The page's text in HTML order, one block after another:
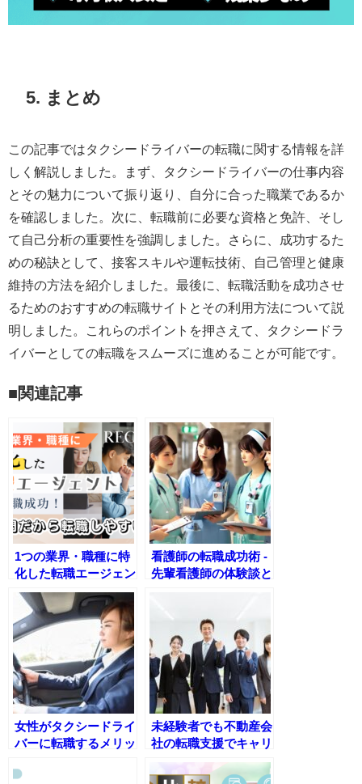
5. まとめ
この記事ではタクシードライバーの転職に関する情報を詳
しく解説しました。まず、タクシードライバーの仕事内容
とその魅力について振り返り、自分に合った職業であるか
を確認しました。次に、転職前に必要な資格と免許、そし
て自己分析の重要性を強調しました。さらに、成功するた
めの秘訣として、接客スキルや運転技術、自己管理と健康
維持の方法を紹介しました。最後に、転職活動を成功させ
るためのおすすめの転職サイトとその利用方法について説
明しました。これらのポイントを押さえて、タクシードラ
イバーとしての転職をスムーズに進めることが可能です。
■関連記事
1つの業界・職種に特
化した転職エージェン
トで転職成功！専門だ
から転職しやすい！
看護師の転職成功術 -
先輩看護師の体験談と
女性がタクシードライ
バーに転職するメリッ
説
未経験者でも不動産会
社の転職支援でキャリ
アアップを実現